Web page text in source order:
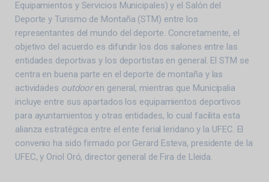
Equipamientos y Servicios Municipales) y el Salón del
Deporte y Turismo de Montaña (STM) entre los
representantes del mundo del deporte. Concretamente, el
objetivo del acuerdo es difundir los dos salones entre las
entidades deportivas y los deportistas en general. El STM se
centra en buena parte en el deporte de montaña y las
actividades outdooren general, mientras que Municipalia
incluye entre sus apartados los equipamientos deportivos
para ayuntamientos y otras entidades, lo cual facilita esta
alianza estratégica entre el ente ferial leridano y la UFEC. El
convenio ha sido firmado por Gerard Esteva, presidente de la
UFEC, y Oriol Oró, director general de Fira de Lleida.